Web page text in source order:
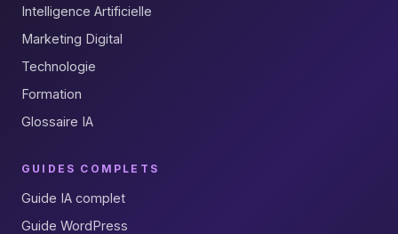
Intelligence Artificielle
Marketing Digital
Technologie
Formation
Glossaire IA
GUIDES COMPLETS
Guide IA complet
Guide WordPress